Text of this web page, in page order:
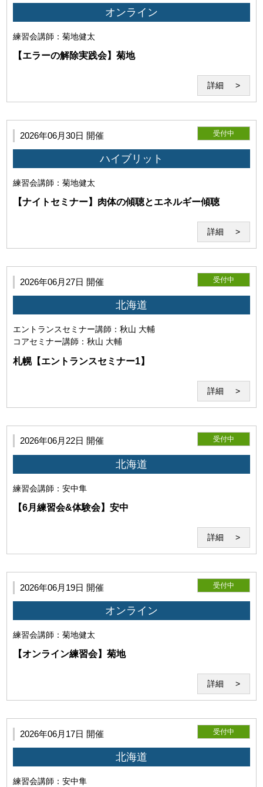
利用者は事前に自己の責任と費用においてZoomが利用可能
についての確認・接続テストを行うものとします。また、
Zoomが提示する各規約、ガイドラインを遵守し、正常にセ
ミナーが受講可能な環境を整えるものとします。尚、Zoom
(2)Zoomの利用目的
当研究所と利用者との間でのZoom通信は本サービス目的で
のみ使用するものとします。
利用者の利用環境に起因し、セミナーの実施が不能となった
ー開始後に発生したZoomそのものの機能の不具合につい
オンライン
練習会講師：菊地健太
【エラーの解除実践会】菊地
詳細
2026年06月30日 開催 受付中
ハイブリット
練習会講師：菊地健太
【ナイトセミナー】肉体の傾聴とエネルギー傾聴
詳細
2026年06月27日 開催 受付中
北海道
エントランスセミナー講師：秋山 大輔
コアセミナー講師：秋山 大輔
札幌【エントランスセミナー1】
詳細
2026年06月22日 開催 受付中
北海道
練習会講師：安中隼
【6月練習会&体験会】安中
詳細
2026年06月19日 開催 受付中
オンライン
練習会講師：菊地健太
【オンライン練習会】菊地
詳細
2026年06月17日 開催 受付中
北海道
練習会講師：安中隼